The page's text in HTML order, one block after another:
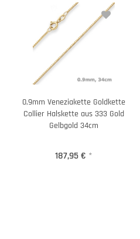
0,9mm Veneziakette Goldkette
Collier Halskette aus 333 Gold
Gelbgold 34cm
187,95 € *